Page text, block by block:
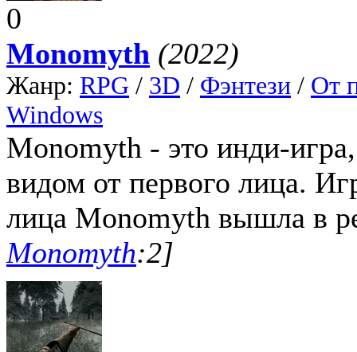
0
Monomyth (2022)
Жанр: RPG / 3D / Фэнтези / От
Windows
Monomyth - это инди-
видом от первого лица.
лица Monomyth вышла в
Monomyth:2]